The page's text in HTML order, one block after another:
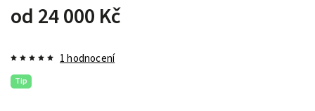
od 24 000 Kč
Tip
1 hodnocení